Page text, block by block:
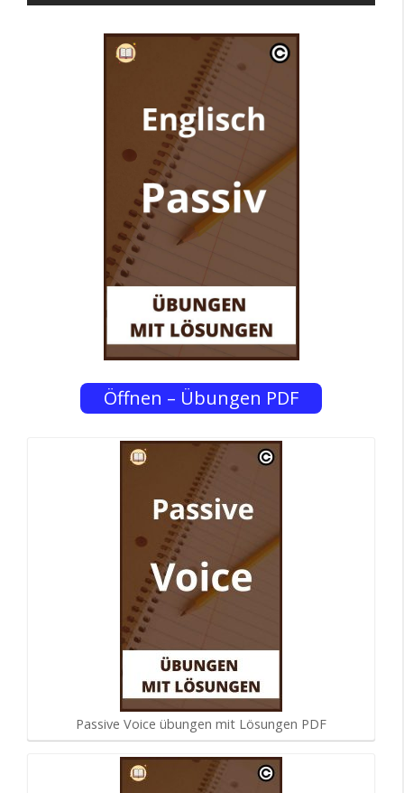
Öffnen – Übungen PDF
Passive Voice übungen mit Lösungen PDF